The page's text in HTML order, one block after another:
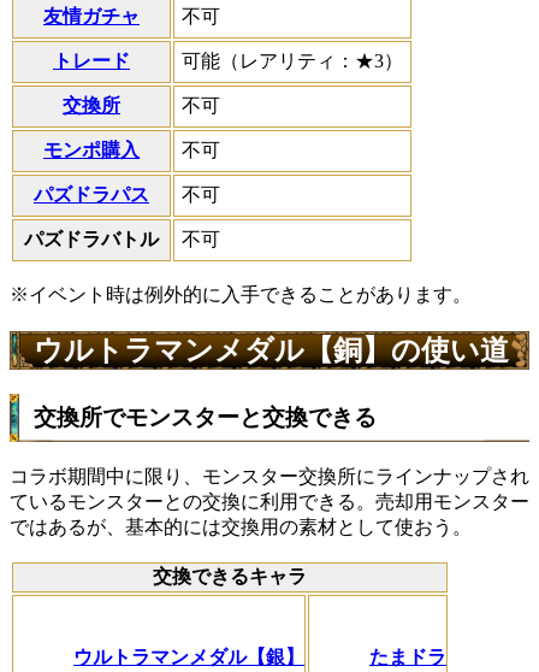
友情ガチャ 不可
トレード 可能（レアリティ：★3）
交換所 不可
モンポ購入 不可
パズドラパス 不可
パズドラバトル 不可
※イベント時は例外的に入手できることがあります。
ウルトラマンメダル【銅】の使い道
交換所でモンスターと交換できる
コラボ期間中に限り、モンスター交換所にラインナップされ
ているモンスターとの交換に利用できる。売却用モンスター
ではあるが、基本的には交換用の素材として使おう。
交換できるキャラ
ウルトラマンメダル【銀】 たまドラ